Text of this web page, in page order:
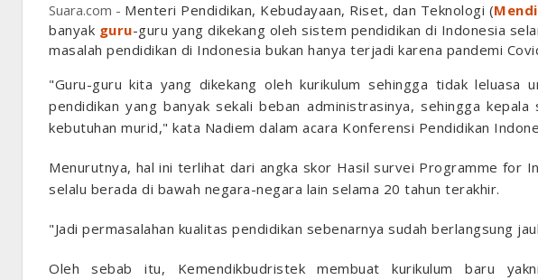
Suara.com - Menteri Pendidikan, Kebudayaan, Riset, dan Teknologi (
banyak guru-guru yang dikekang oleh sistem pendidikan di Indonesia
masalah pendidikan di Indonesia bukan hanya terjadi karena pandemi
"Guru-guru kita yang dikekang oleh kurikulum sehingga tidak leluasa
pendidikan yang banyak sekali beban administrasinya, sehingga
kebutuhan murid," kata Nadiem dalam acara Konferensi Pendidikan
Menurutnya, hal ini terlihat dari angka skor Hasil survei Programme for
selalu berada di bawah negara-negara lain selama 20 tahun terakhir.
"Jadi permasalahan kualitas pendidikan sebenarnya sudah berlangsung
Oleh sebab itu, Kemendikbudristek membuat kurikulum baru